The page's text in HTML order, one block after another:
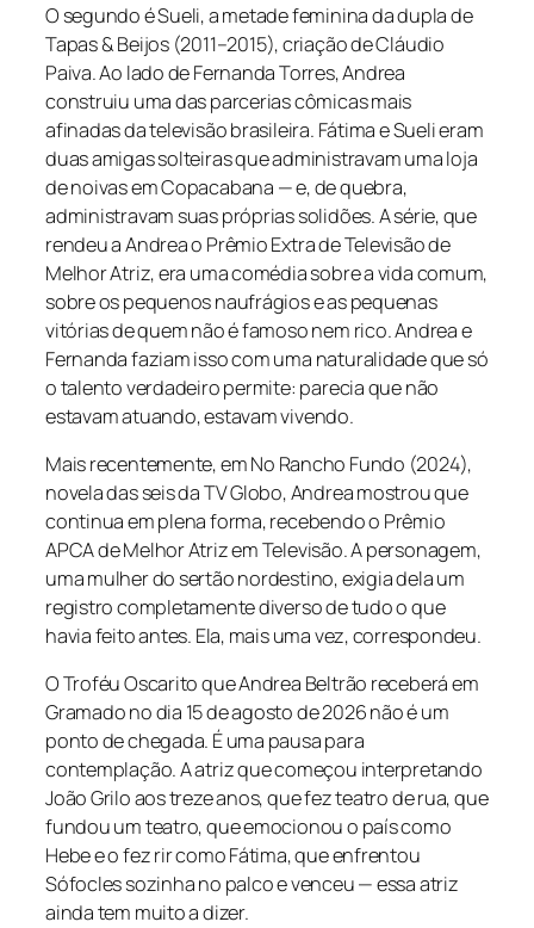
O segundo é Sueli, a metade feminina da dupla de
Tapas & Beijos(2011–2015), criação de Cláudio
Paiva. Ao lado de Fernanda Torres, Andrea
construiu uma das parcerias cômicas mais
afinadas da televisão brasileira. Fátima e Sueli eram
duas amigas solteiras que administravam uma loja
de noivas em Copacabana — e, de quebra,
administravam suas próprias solidões. A série, que
rendeu a Andrea o Prêmio Extra de Televisão de
Melhor Atriz, era uma comédia sobre a vida comum,
sobre os pequenos naufrágios e as pequenas
vitórias de quem não é famoso nem rico. Andrea e
Fernanda faziam isso com uma naturalidade que só
o talento verdadeiro permite: parecia que não
estavam atuando, estavam vivendo.
Mais recentemente, emNo Rancho Fundo (2024),
novela das seis da TV Globo, Andrea mostrou que
continua em plena forma, recebendo o Prêmio
APCA de Melhor Atriz em Televisão. A personagem,
uma mulher do sertão nordestino, exigia dela um
registro completamente diverso de tudo o que
havia feito antes. Ela, mais uma vez, correspondeu.
O Troféu Oscarito que Andrea Beltrão receberá em
Gramado no dia 15 de agosto de 2026 não é um
ponto de chegada. É uma pausa para
contemplação. A atriz que começou interpretando
João Grilo aos treze anos, que fez teatro de rua, que
fundou um teatro, que emocionou o país como
Hebe e o fez rir como Fátima, que enfrentou
Sófocles sozinha no palco e venceu — essa atriz
ainda tem muito a dizer.